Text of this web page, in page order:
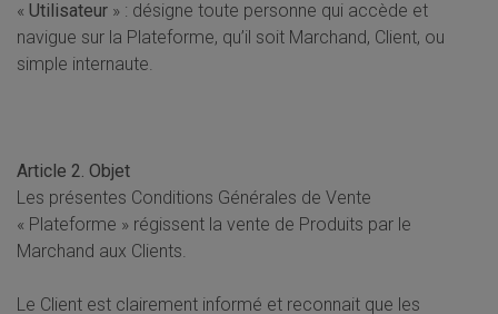
« Utilisateur » : désigne toute personne qui accède et
navigue sur la Plateforme, qu’il soit Marchand, Client, ou
simple internaute.
Article 2. Objet
Les présentes Conditions Générales de Vente
« Plateforme » régissent la vente de Produits par le
Marchand aux Clients.
Le Client est clairement informé et reconnait que les